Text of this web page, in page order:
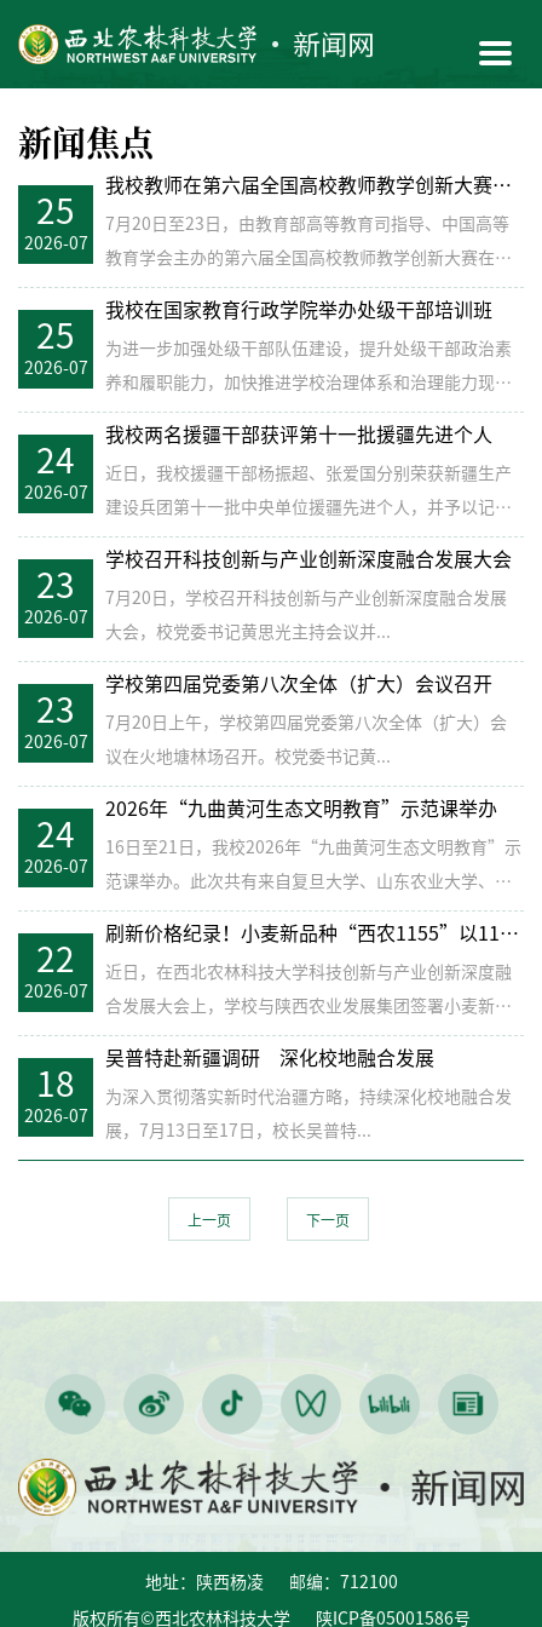
新闻焦点
25
2026-07
我校教师在第六届全国高校教师教学创新大赛中荣获二等奖
7月20日至23日，由教育部高等教育司指导、中国高等
教育学会主办的第六届全国高校教师教学创新大赛在南
京举行。我校植...
25
2026-07
我校在国家教育行政学院举办处级干部培训班
为进一步加强处级干部队伍建设，提升处级干部政治素
养和履职能力，加快推进学校治理体系和治理能力现代
化，7月18日至2...
24
2026-07
我校两名援疆干部获评第十一批援疆先进个人
近日，我校援疆干部杨振超、张爱国分别荣获新疆生产
建设兵团第十一批中央单位援疆先进个人，并予以记功
表彰。 202...
23
2026-07
学校召开科技创新与产业创新深度融合发展大会
7月20日，学校召开科技创新与产业创新深度融合发展
大会，校党委书记黄思光主持会议并...
23
2026-07
学校第四届党委第八次全体（扩大）会议召开
7月20日上午，学校第四届党委第八次全体（扩大）会
议在火地塘林场召开。校党委书记黄...
24
2026-07
2026年“九曲黄河生态文明教育”示范课举办
16日至21日，我校2026年“九曲黄河生态文明教育”示
范课举办。此次共有来自复旦大学、山东农业大学、内
蒙古农业大...
22
2026-07
刷新价格纪录！小麦新品种“西农1155”以1155万元成功转化
近日，在西北农林科技大学科技创新与产业创新深度融
合发展大会上，学校与陕西农业发展集团签署小麦新品
种“西农1155”...
18
2026-07
吴普特赴新疆调研 深化校地融合发展
为深入贯彻落实新时代治疆方略，持续深化校地融合发
展，7月13日至17日，校长吴普特...
上一页 下一页
地址：陕西杨凌 邮编：712100
版权所有©西北农林科技大学 陕ICP备05001586号